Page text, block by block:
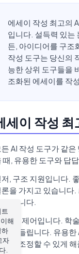
에세이 작성 최고의
입니다. 설득력 있는
든, 아이디어를 구조
작성 도구는 당신의
능한 상위 도구들을
조화된 에세이를 작
세이 작성
든 AI 작성 도구가 같
때, 유용한 도구와 답
저, 구조 지원입니다.
론을 가지고 있습니다.
이 됩니다.
, 톤 제어입니다. 학
게 들립니다. 유용한
나 조정할 수 있게 해
해
하
자
.